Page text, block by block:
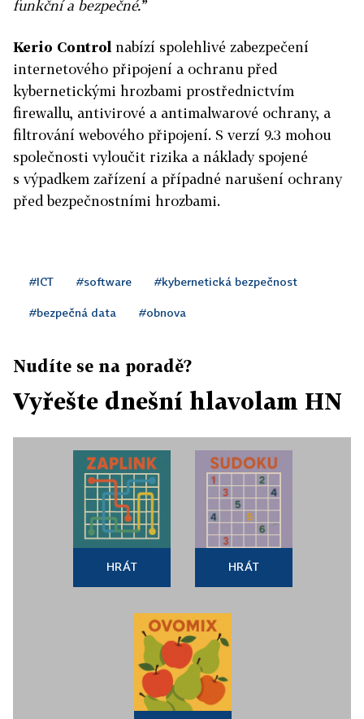
funkční a bezpečné.”
Kerio Control nabízí spolehlivé zabezpečení
internetového připojení a ochranu před
kybernetickými hrozbami prostřednictvím
firewallu, antivirové a antimalwarové ochrany, a
filtrování webového připojení. S verzí 9.3 mohou
společnosti vyloučit rizika a náklady spojené
s výpadkem zařízení a případné narušení ochrany
před bezpečnostními hrozbami.
#ICT #software #kybernetická bezpečnost
#bezpečná data #obnova
Nudíte se na poradě?
Vyřešte dnešní hlavolam HN
HRÁT HRÁT